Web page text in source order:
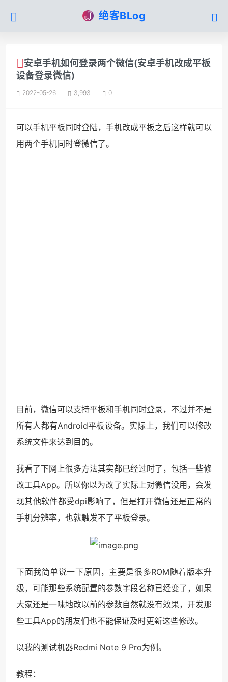
绝客BLog
安卓手机如何登录两个微信(安卓手机改成平板
设备登录微信)
2022-05-26 3,993 0
可以手机平板同时登陆，手机改成平板之后这样就可以
用两个手机同时登微信了。
目前，微信可以支持平板和手机同时登录，不过并不是
所有人都有Android平板设备。实际上，我们可以修改
系统文件来达到目的。
我看了下网上很多方法其实都已经过时了，包括一些修
改工具App。所以你以为改了实际上对微信没用，会发
现其他软件都受dpi影响了，但是打开微信还是正常的
手机分辨率，也就触发不了平板登录。
下面我简单说一下原因，主要是很多ROM随着版本升
级，可能那些系统配置的参数字段名称已经变了，如果
大家还是一味地改以前的参数自然就没有效果，开发那
些工具App的朋友们也不能保证及时更新这些修改。
以我的测试机器Redmi Note 9 Pro为例。
教程：